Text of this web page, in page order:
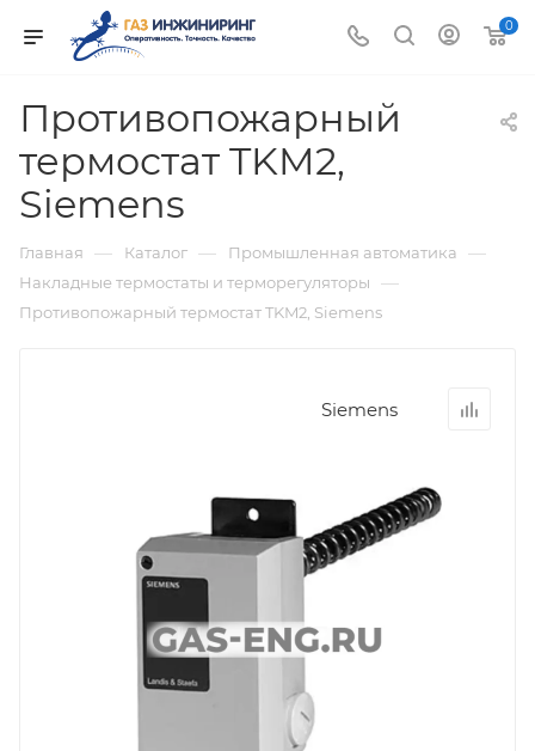
0
Противопожарный
термостат TKM2,
Siemens
Главная — Каталог — Промышленная автоматика —
Накладные термостаты и терморегуляторы —
Противопожарный термостат TKM2, Siemens
Siemens